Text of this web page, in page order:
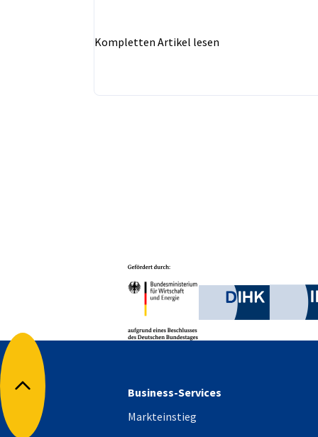
Kompletten Artikel lesen
Nach oben
Business-Services
Markteinstieg